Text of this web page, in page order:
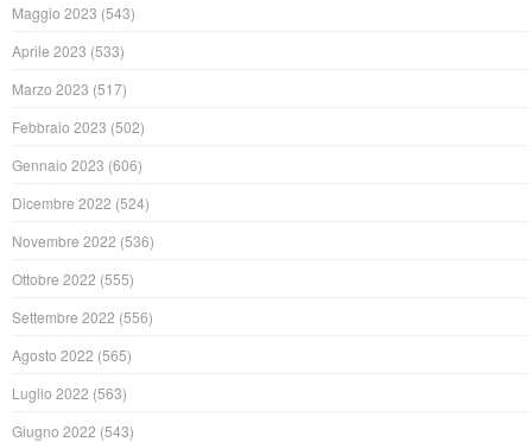
Maggio 2023 (543)
Aprile 2023 (533)
Marzo 2023 (517)
Febbraio 2023 (502)
Gennaio 2023 (606)
Dicembre 2022 (524)
Novembre 2022 (536)
Ottobre 2022 (555)
Settembre 2022 (556)
Agosto 2022 (565)
Luglio 2022 (563)
Giugno 2022 (543)